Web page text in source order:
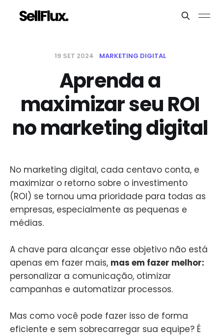
19 SET 2024 MARKETING DIGITAL
Aprenda a
maximizar seu ROI
no marketing digital
No marketing digital, cada centavo conta, e
maximizar o retorno sobre o investimento
(ROI) se tornou uma prioridade para todas as
empresas, especialmente as pequenas e
médias.
A chave para alcançar esse objetivo não está
apenas em fazer mais, mas em fazer melhor:
personalizar a comunicação, otimizar
campanhas e automatizar processos.
Mas como você pode fazer isso de forma
eficiente e sem sobrecarregar sua equipe? É